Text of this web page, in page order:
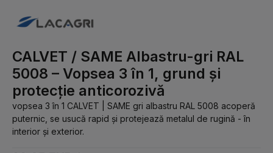
CALVET / SAME Albastru-gri RAL
5008 – Vopsea 3 în 1, grund și
protecție anticorozivă
vopsea 3 în 1 CALVET | SAME gri albastru RAL 5008 acoperă
puternic, se usucă rapid și protejează metalul de rugină - în
interior și exterior.